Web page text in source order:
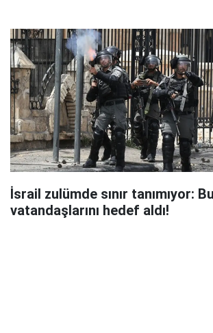
İsrail zulümde sınır tanımıyor:
vatandaşlarını hedef aldı!